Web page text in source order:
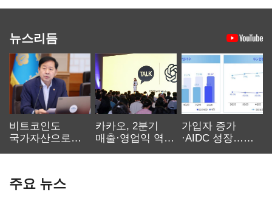
뉴스리듬
비트코인도
국가자산으로…'
카카오, 2분기
매출·영업익 역대
가입자 증가
·AIDC 성장…
주요 뉴스